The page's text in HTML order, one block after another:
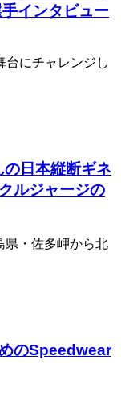
インタビュー
台にチャレンジし
の日本縦断ギネ
ルジャージの
県・佐多岬から北
のSpeedwear